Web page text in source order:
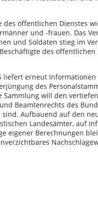
des öffentlichen Dienstes
und -frauen. Das
und Soldaten stieg im
des öffentlichen
liefert erneut
des
will den
Beamtenrechts des
Aufbauend auf den
Landesämter, auf
eigener Berechnungen